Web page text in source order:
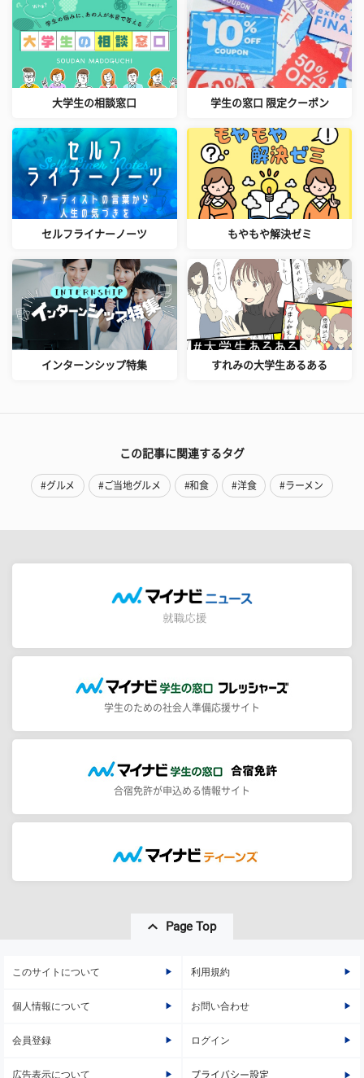
大学生の相談窓口 学生の窓口 限定クーポン
セルフライナーノーツ もやもや解決ゼミ
インターンシップ特集 すれみの大学生あるある
この記事に関連するタグ
#グルメ #ご当地グルメ #和食 #洋食 #ラーメン
学生のための社会人準備応援サイト
合宿免許が申込める情報サイト
Page Top
このサイトについて 利用規約
個人情報について お問い合わせ
会員登録 ログイン
広告表示について プライバシー設定